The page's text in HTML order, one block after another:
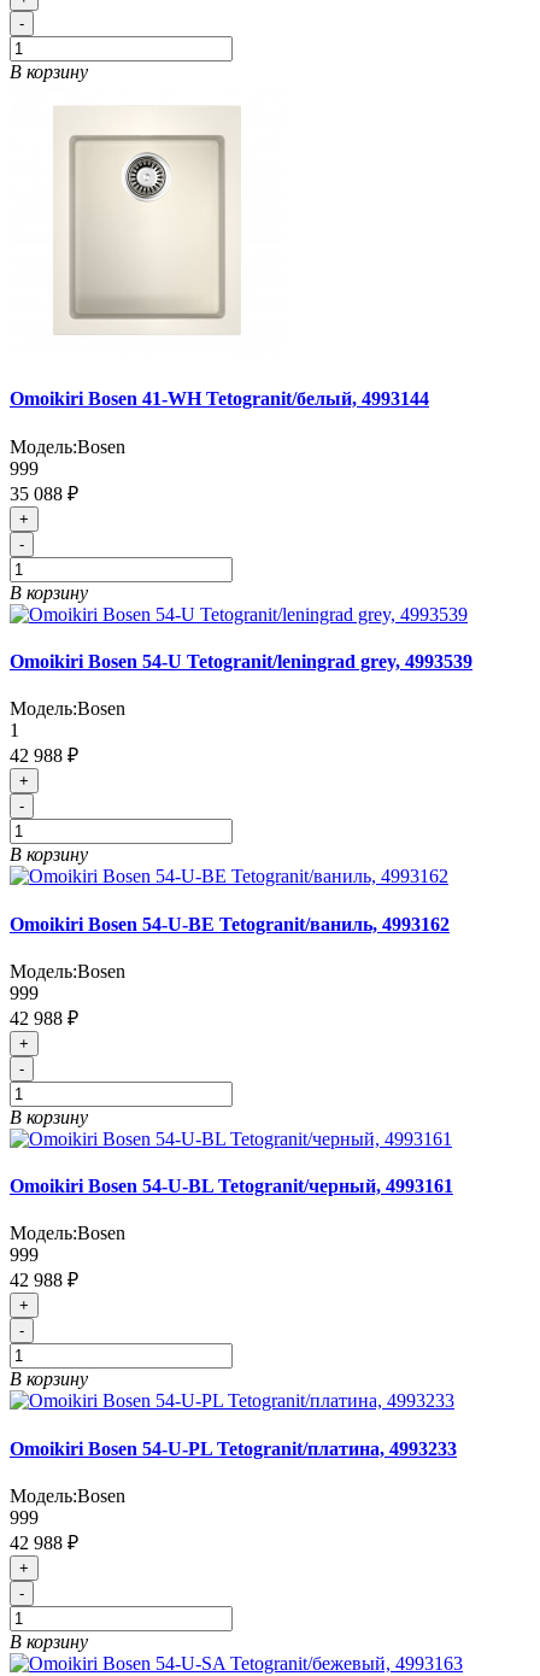
-
В корзину
Omoikiri Bosen 41-WH Tetogranit/белый, 4993144
Модель:Bosen
999
35 088 ₽
+
-
В корзину
Omoikiri Bosen 54-U Tetogranit/leningrad grey, 4993539
Модель:Bosen
1
42 988 ₽
+
-
В корзину
Omoikiri Bosen 54-U-BE Tetogranit/ваниль, 4993162
Модель:Bosen
999
42 988 ₽
+
-
В корзину
Omoikiri Bosen 54-U-BL Tetogranit/черный, 4993161
Модель:Bosen
999
42 988 ₽
+
-
В корзину
Omoikiri Bosen 54-U-PL Tetogranit/платина, 4993233
Модель:Bosen
999
42 988 ₽
+
-
В корзину